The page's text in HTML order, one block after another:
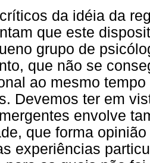
da idéia da
que este
grupo de
que não se
ao mesmo
Devemos ter em
envolve
que forma
experiências